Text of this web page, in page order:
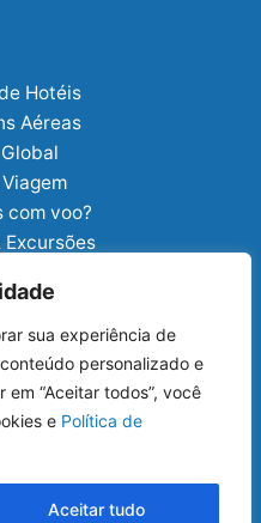
sua experiência de
personalizado e
“Aceitar todos”, você
e Política de
Aceitar tudo
Hotéis
Aéreas
com voo?
Excursões
Viajar Melhor